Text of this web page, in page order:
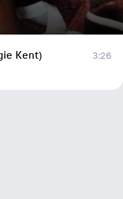
Kent)
3:26